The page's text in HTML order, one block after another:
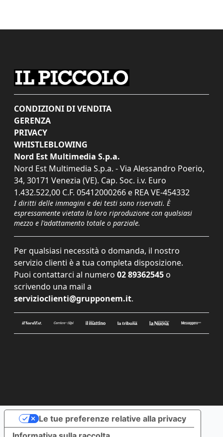
CONDIZIONI DI VENDITA
GERENZA
PRIVACY
WHISTLEBLOWING
Nord Est Multimedia S.p.a.
Nord Est Multimedia S.p.a. - Via Alessandro Poerio,
34, 30171 Venezia (VE). Cap. Soc. i.v. Euro
1.432.522,00 C.F. 05412000266 e REA VE-454332
I diritti delle immagini e dei testi sono riservati. È
espressamente vietata la loro riproduzione con qualsiasi
mezzo e l'adattamento totale o parziale.
Per qualsiasi necessità o domanda, il nostro
servizio clienti è a tua completa disposizione.
Puoi contattarci al numero 02 89362545 o
scrivendo una mail a
servizioclienti@grupponem.it.
Le tue preferenze relative alla privacy